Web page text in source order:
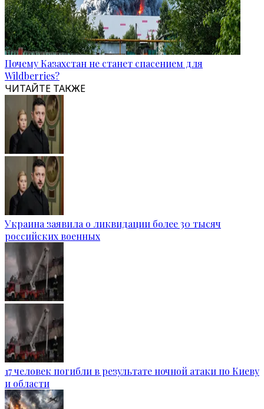
Почему Казахстан не станет спасением для
Wildberries?
ЧИТАЙТЕ ТАКЖЕ
Украина заявила о ликвидации более 30 тысяч
российских военных
17 человек погибли в результате ночной атаки по Киеву
и области